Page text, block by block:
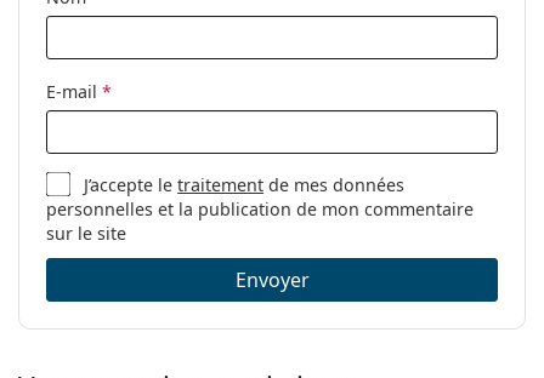
Catégorie:
Marque:
Code:
E-mail *
J’accepte letraitement de mes données
personnelles et la publication de mon commentaire
sur le site
Envoyer